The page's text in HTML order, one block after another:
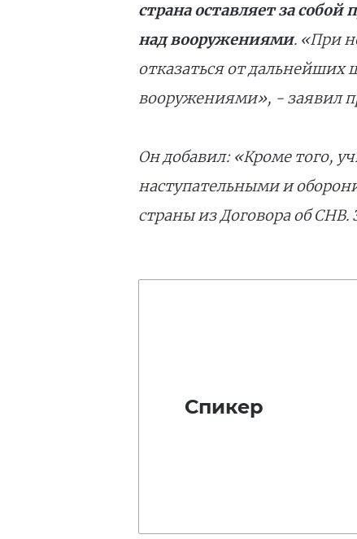
страна оставляет за
над вооружениями. «При
отказаться от дальнейших
вооружениями», - заявил
Он добавил: «Кроме того,
наступательными и
страны из Договора об
Спикер